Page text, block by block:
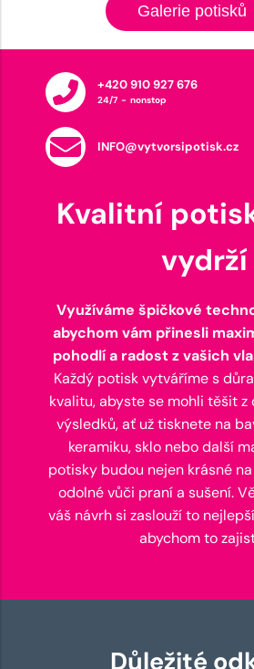
Galerie potisků
+420 910 927 676
24/7 - nonstop
INFO@vytvorsipotisk.cz
Kvalitní
vydrží
Využíváme špičkové
abychom vám přinesli
pohodlí a radost z vašich
Každý potisk vytváříme s
kvalitu, abyste se mohli těšit
výsledků, ať už tisknete na
keramiku, sklo nebo další
potisky budou nejen krásné
odolné vůči praní a sušení.
váš návrh si zaslouží to
abychom to
Důležité